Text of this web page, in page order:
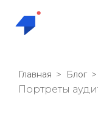
Главная Блог
Портреты